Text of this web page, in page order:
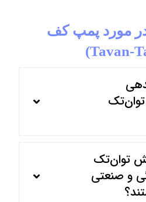
مورد پمپ کف
توان‌تک
و صنعتی